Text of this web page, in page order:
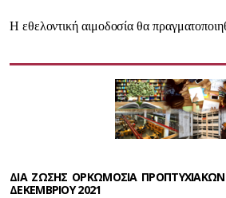
Η εθελοντική αιμοδοσία θα
ΔΙΑ ΖΩΣΗΣ ΟΡΚΩΜΟΣΙΑ
ΔΕΚΕΜΒΡΙΟΥ 2021